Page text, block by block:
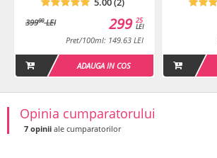
39900LEI 25
LEI
299
Pret/100ml: 149.63 LEI
ADAUGA IN COS
Opinia cumparatorului
7 opinii ale cumparatorilor